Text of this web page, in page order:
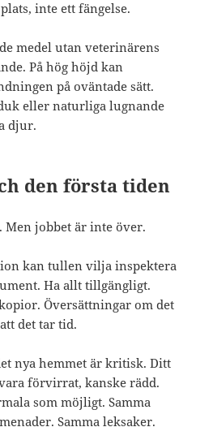
inte ett fängelse.
medel utan veterinärens
På hög höjd kan
på oväntade sätt.
eller naturliga lugnande
djur.
den första tiden
Men jobbet är inte över.
kan tullen vilja inspektera
Ha allt tillgängligt.
Översättningar om det
det tar tid.
nya hemmet är kritisk. Ditt
förvirrat, kanske rädd.
som möjligt. Samma
Samma leksaker.